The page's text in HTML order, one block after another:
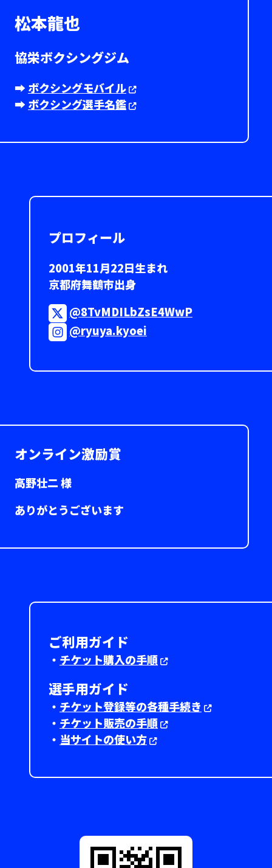
松本龍也
協栄ボクシングジム
➡︎ ボクシングモバイル
➡︎ ボクシング選手名鑑
プロフィール
2001年11月22日生まれ
京都府舞鶴市出身
@8TvMDILbZsE4WwP
@ryuya.kyoei
オンライン激励賞
高野壮二 様
ありがとうございます
ご利用ガイド
・ チケット購入の手順
選手用ガイド
・ チケット登録等の各種手続き
・ チケット販売の手順
・ 当サイトの使い方